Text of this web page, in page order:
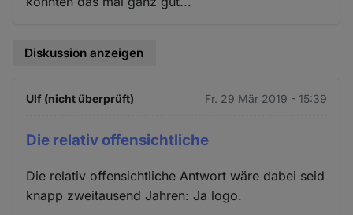
Diskussion anzeigen
Ulf (nicht überprüft) Fr. 29 Mär 2019 - 15:39
Die relativ offensichtliche
Die relativ offensichtliche Antwort wäre dabei seid
knapp zweitausend Jahren: Ja logo.